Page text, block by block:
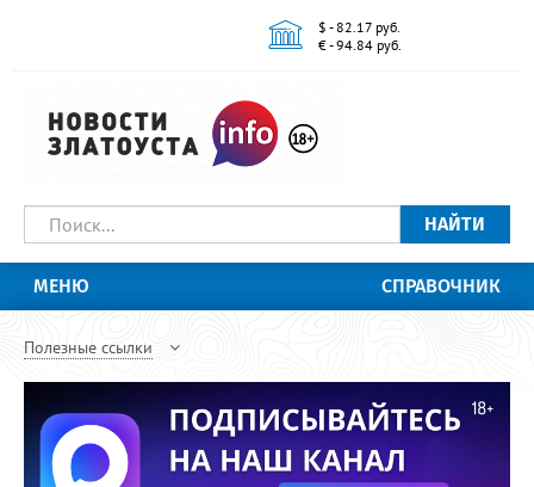
$ - 82.17 руб.
€ - 94.84 руб.
НАЙТИ
МЕНЮ СПРАВОЧНИК
Полезные ссылки